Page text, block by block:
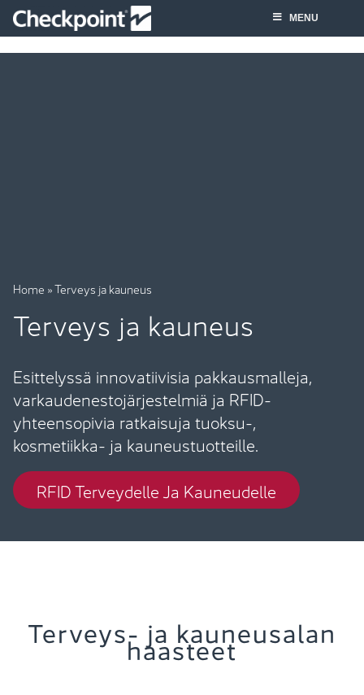
Skip
to
content
MENU
Home »Terveys ja kauneus
Terveys ja kauneus
Esittelyssä innovatiivisia pakkausmalleja,
varkaudenestojärjestelmiä ja RFID-
yhteensopivia ratkaisuja tuoksu-,
kosmetiikka- ja kauneustuotteille.
RFID Terveydelle Ja Kauneudelle
Terveys- ja kauneusalan
haasteet